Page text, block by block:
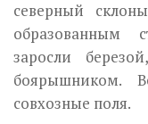
северный
образованным
заросли
боярышником.
совхозные поля.